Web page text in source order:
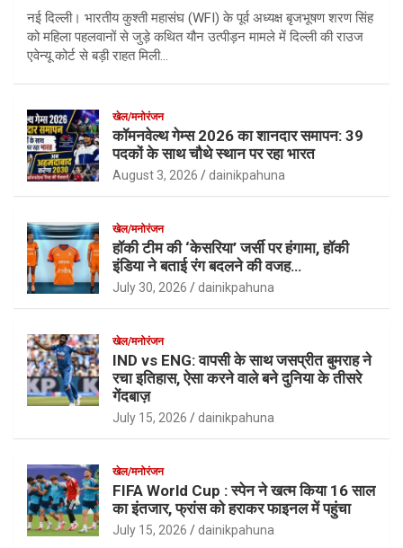
नई दिल्ली। भारतीय कुश्ती महासंघ (WFI) के पूर्व अध्यक्ष बृजभूषण शरण सिंह
को महिला पहलवानों से जुड़े कथित यौन उत्पीड़न मामले में दिल्ली की राउज
एवेन्यू कोर्ट से बड़ी राहत मिली…
खेल/मनोरंजन
कॉमनवेल्थ गेम्स 2026 का शानदार समापन: 39
पदकों के साथ चौथे स्थान पर रहा भारत
August 3, 2026 dainikpahuna
खेल/मनोरंजन
हॉकी टीम की ‘केसरिया’ जर्सी पर हंगामा, हॉकी
इंडिया ने बताई रंग बदलने की वजह…
July 30, 2026 dainikpahuna
खेल/मनोरंजन
IND vs ENG: वापसी के साथ जसप्रीत बुमराह ने
रचा इतिहास, ऐसा करने वाले बने दुनिया के तीसरे
गेंदबाज़
July 15, 2026 dainikpahuna
खेल/मनोरंजन
FIFA World Cup : स्पेन ने खत्म किया 16 साल
का इंतजार, फ्रांस को हराकर फाइनल में पहुंचा
July 15, 2026 dainikpahuna